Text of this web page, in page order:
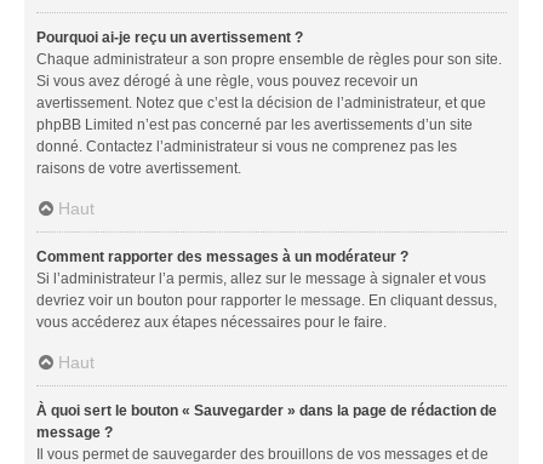
Pourquoi ai-je reçu un avertissement ?
Chaque administrateur a son propre ensemble de règles pour son site.
Si vous avez dérogé à une règle, vous pouvez recevoir un
avertissement. Notez que c’est la décision de l’administrateur, et que
phpBB Limited n’est pas concerné par les avertissements d’un site
donné. Contactez l’administrateur si vous ne comprenez pas les
raisons de votre avertissement.
Haut
Comment rapporter des messages à un modérateur ?
Si l’administrateur l’a permis, allez sur le message à signaler et vous
devriez voir un bouton pour rapporter le message. En cliquant dessus,
vous accéderez aux étapes nécessaires pour le faire.
Haut
À quoi sert le bouton « Sauvegarder » dans la page de rédaction de
message ?
Il vous permet de sauvegarder des brouillons de vos messages et de